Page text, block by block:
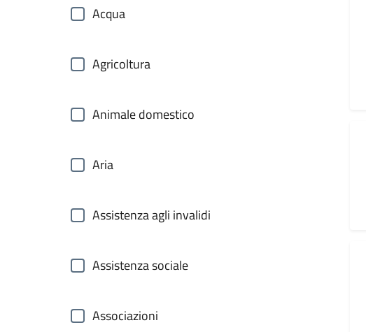
Acqua
Agricoltura
Animale domestico
Aria
Assistenza agli invalidi
Assistenza sociale
Associazioni